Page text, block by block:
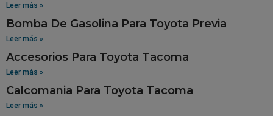
Leer más »
Bomba De Gasolina Para Toyota Previa
Leer más »
Accesorios Para Toyota Tacoma
Leer más »
Calcomania Para Toyota Tacoma
Leer más »